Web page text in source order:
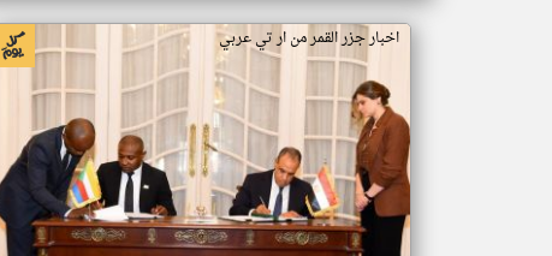
اخبار جزر القمر من ار تي عربي